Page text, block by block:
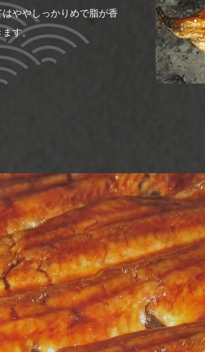
ややしっかりめで脂が香
ます。